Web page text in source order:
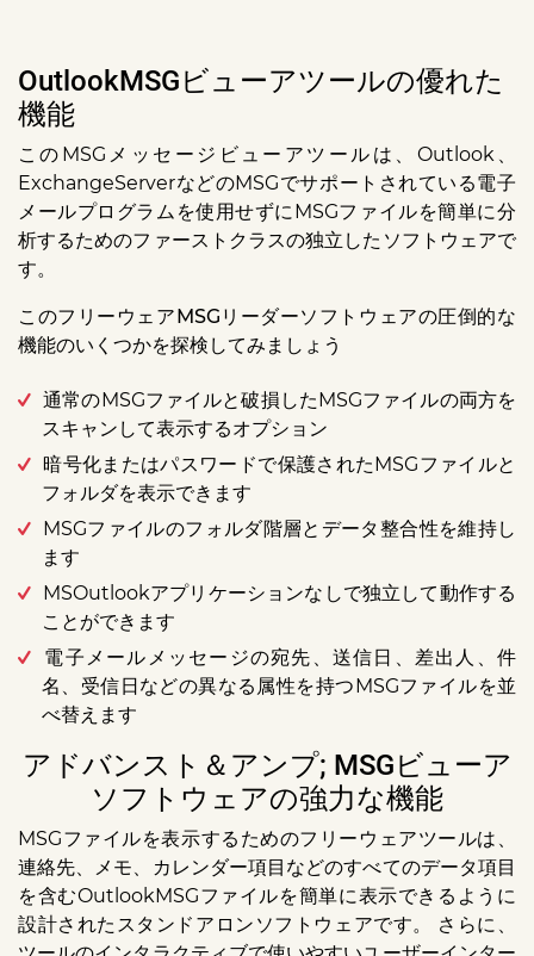
OutlookMSGビューアツールの優れた
機能
このMSGメッセージビューアツールは、Outlook、
ExchangeServerなどのMSGでサポートされている電子
メールプログラムを使用せずにMSGファイルを簡単に分
析するためのファーストクラスの独立したソフトウェアで
す。
このフリーウェアMSGリーダーソフトウェアの圧倒的な
機能のいくつかを探検してみましょう
通常のMSGファイルと破損したMSGファイルの両方を
スキャンして表示するオプション
暗号化またはパスワードで保護されたMSGファイルと
フォルダを表示できます
MSGファイルのフォルダ階層とデータ整合性を維持し
ます
MSOutlookアプリケーションなしで独立して動作する
ことができます
電子メールメッセージの宛先、送信日、差出人、件
名、受信日などの異なる属性を持つMSGファイルを並
べ替えます
アドバンスト＆アンプ; MSGビューア
ソフトウェアの強力な機能
MSGファイルを表示するためのフリーウェアツールは、
連絡先、メモ、カレンダー項目などのすべてのデータ項目
を含むOutlookMSGファイルを簡単に表示できるように
設計されたスタンドアロンソフトウェアです。 さらに、